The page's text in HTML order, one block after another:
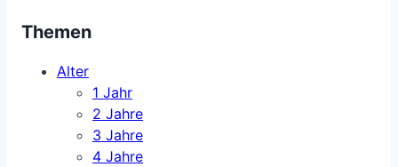
Themen
Alter
1 Jahr
2 Jahre
3 Jahre
4 Jahre